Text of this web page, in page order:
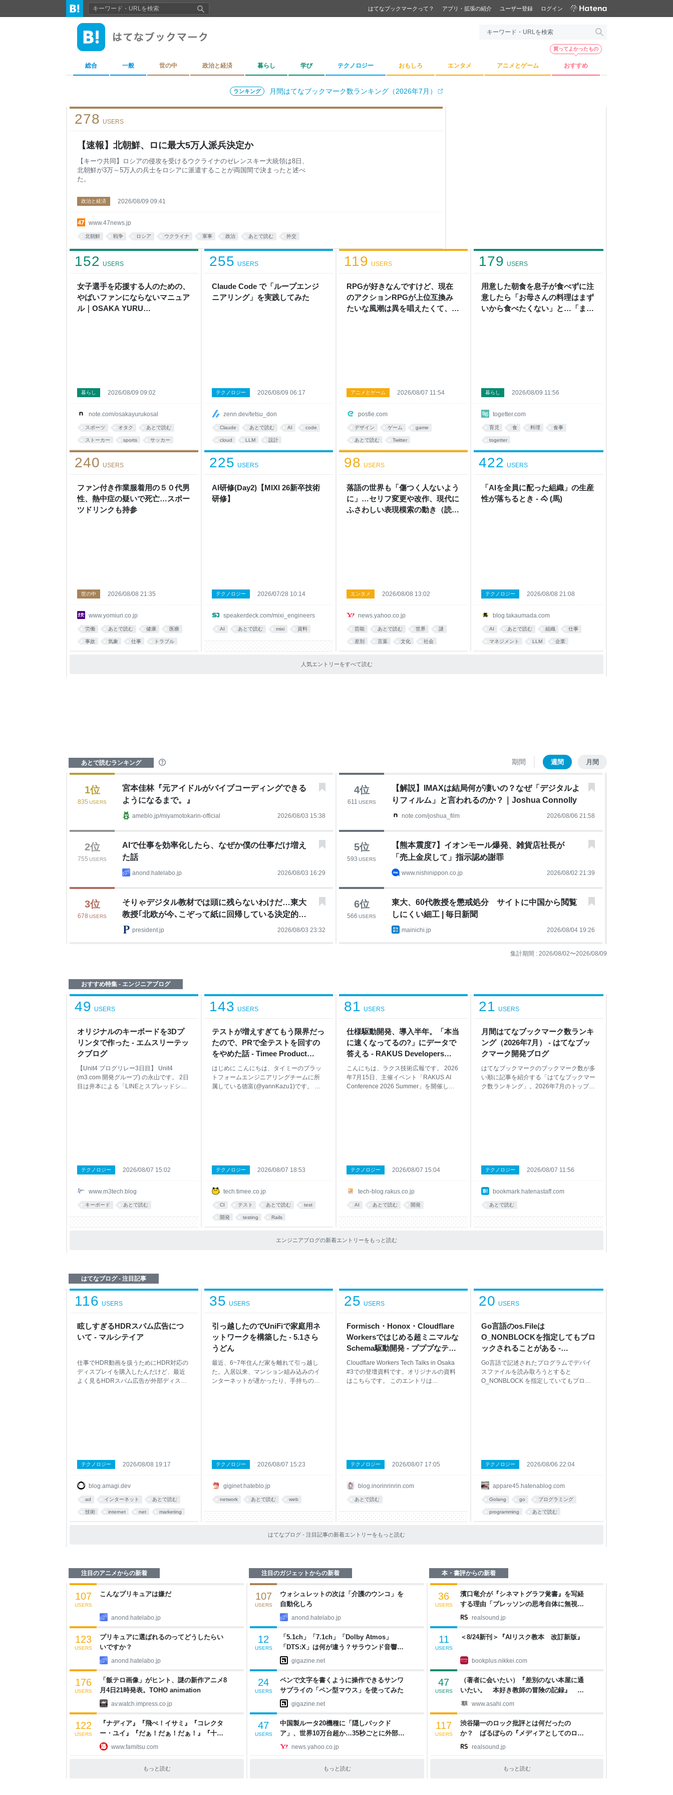
はてなブックマークって？ アプリ・拡張の紹介 ユーザー登録 ログイン
総合 一般 世の中 政治と経済 暮らし 学び テクノロジー おもしろ エンタメ アニメとゲーム おすすめ
買ってよかったもの
ランキング 月間はてなブックマーク数ランキング（2026年7月）
【速報】北朝鮮、ロに最大5万人派兵決定か
278 USERS
www.47news.jp
【キーウ共同】ロシアの侵攻を受けるウクライナのゼレンスキー大統領は8日、
北朝鮮が3万～5万人の兵士をロシアに派遣することが両国間で決まったと述べ
た。
政治と経済 2026/08/09 09:41
北朝鮮 戦争 ロシア ウクライナ 軍事 政治 あとで読む 外交
女子選手を応援する人のための、
やばいファンにならないマニュア
ル｜OSAKA YURU
152 USERS
note.com/osakayurukosal
暮らし 2026/08/09 09:02
スポーツ オタク あとで読む
ストーカー sports サッカー
Claude Code で「ループエンジ
ニアリング」を実践してみた
255 USERS
zenn.dev/tetsu_don
テクノロジー 2026/08/09 06:17
Claude あとで読む AI code
cloud LLM 設計
RPGが好きなんですけど、現在
のアクションRPGが上位互換み
たいな風潮は異を唱えたくて、タ
推したい(´・ω・｀)」
119 USERS
posfie.com
アニメとゲーム 2026/08/07 11:54
デザイン ゲーム game
あとで読む Twitter
用意した朝食を息子が食べずに注
意したら「お母さんの料理はまず
いから食べたくない」と…「まず
179 USERS
togetter.com
暮らし 2026/08/09 11:56
育児 食 料理 食事
togetter
ファン付き作業服着用の５０代男
性、熱中症の疑いで死亡…スポー
ツドリンクも持参
240 USERS
www.yomiuri.co.jp
世の中 2026/08/08 21:35
労働 あとで読む 健康 医療
事故 気象 仕事 トラブル
AI研修(Day2)【MIXI 26新卒技術
研修】
225 USERS
speakerdeck.com/mixi_engineers
テクノロジー 2026/07/28 10:14
AI あとで読む mixi 資料
落語の世界も「傷つく人ないよう
に」…セリフ変更や改作、現代に
ふさわしい表現模索の動き（読売
98 USERS
news.yahoo.co.jp
エンタメ 2026/08/08 13:02
芸能 あとで読む 世界 謎
差別 言葉 文化 社会
「AIを全員に配った組織」の生産
性が落ちるとき - 🐴 (馬)
422 USERS
blog.takaumada.com
テクノロジー 2026/08/08 21:08
AI あとで読む 組織 仕事
マネジメント LLM 企業
人気エントリーをすべて読む
あとで読むランキング 期間 週間 月間
1位
835 USERS
宮本佳林『元アイドルがバイブコーディングできる
ようになるまで。』
ameblo.jp/miyamotokarin-official 2026/08/03 15:38
2位
755 USERS
AIで仕事を効率化したら、なぜか僕の仕事だけ増え
た話
anond.hatelabo.jp 2026/08/03 16:29
3位
678 USERS
そりゃデジタル教材では頭に残らないわけだ…東大
教授｢北欧が今､こぞって紙に回帰している決定的理
由」president.jp 2026/08/03 23:32
4位
611 USERS
【解説】IMAXは結局何が凄いの？なぜ「デジタルよ
りフィルム」と言われるのか？｜Joshua Connolly
note.com/joshua_film 2026/08/06 21:58
5位
593 USERS
【熊本震度7】イオンモール爆発、雑貨店社長が
「売上金戻して」指示認め謝罪
www.nishinippon.co.jp 2026/08/02 21:39
6位
566 USERS
東大、60代教授を懲戒処分 サイトに中国から閲覧
しにくい細工 | 毎日新聞
mainichi.jp 2026/08/04 19:26
集計期間 : 2026/08/02〜2026/08/09
おすすめ特集 - エンジニアブログ
オリジナルのキーボードを3Dプ
リンタで作った - エムスリーテッ
クブログ
49 USERS
www.m3tech.blog
【Unit4 ブログリレー3日目】 Unit4
(m3.com 開発グループ) の永山です。 2日
目は井本による「LINEとスプレッドシー
感的に行える便利なツールが存在してお
り、それらを用いると意外と簡単にこだ
を作れます。 本記事では、筆者がキーボ
ードを自作するに至った経緯と作成した
テクノロジー 2026/08/07 15:02
キーボード あとで読む
テストが増えすぎてもう限界だっ
たので、PRで全テストを回すの
をやめた話 - Timee Product
Team Blog
143 USERS
tech.timee.co.jp
はじめに こんにちは、タイミーのプラッ
トフォームエンジニアリングチームに所
属している徳富(@yannKazu1)です。 こ
サービスが成長してプロダクトの機能が
増えてくると、テストも当然増えていき
え、CIの待ち時間がボトルネックになっ
てくるのも、割とあるあるな課題だと思
ームの参考になれば嬉しいです。 背景：
ックエンドはモジュラーモノ
テクノロジー 2026/08/07 18:53
CI テスト あとで読む test
開発 testing Rails
仕様駆動開発、導入半年。「本当
に速くなってるの?」にデータで
答える - RAKUS Developers
Blog | ラクス エンジニアブログ
81 USERS
tech-blog.rakus.co.jp
こんにちは、ラクス技術広報です。 2026
年7月15日、主催イベント「RAKUS AI
Conference 2026 Summer」を開催しま
じているエンジニアの方 仕様駆動開発
(SDD)の導入を検討している、あるいは導
悩んでいる方 「AIネイティブな開発」
を、感覚ではなくデータで語りたいと考
た"というのが実態でした 上司とメンバー
テクノロジー 2026/08/07 15:04
AI あとで読む 開発
月間はてなブックマーク数ランキ
ング（2026年7月） - はてなブッ
クマーク開発ブログ
21 USERS
bookmark.hatenastaff.com
はてなブックマークのブックマーク数が多
い順に記事を紹介する「はてなブックマー
ク数ランキング」。2026年7月のトップ50
す、プロンプト＋パワポ420点｜うちた 6
位 スタートアップをとりまく思想 - 🐴 (馬)
会による調査報告書の公表及び役員報酬の
一部自主返上に関するお知らせ 8位 お前ら
テクノロジー 2026/08/07 11:56
あとで読む
エンジニアブログの新着エントリーをもっと読む
はてなブログ - 注目記事
眩しすぎるHDRスパム広告につ
いて - マルシテイア
116 USERS
blog.amagi.dev
仕事でHDR動画を扱うためにHDR対応の
ディスプレイを購入したんだけど、最近
よく見るHDRスパム広告が外部ディスプ
意。あれは露出を変えながら複数の写真
を撮影して一枚に合成する技術のことで
い。 このスパム広告の存在には以前から
気づいていたけど、MacBookのディスプ
いしか遭遇しないので、「悪賢いな〜」
テクノロジー 2026/08/08 19:17
ad インターネット あとで読む
技術 internet net marketing
引っ越したのでUniFiで家庭用ネ
ットワークを構築した - 5.1さら
うどん
35 USERS
giginet.hateblo.jp
最近、6~7年住んだ家を離れて引っ越し
た。入居以来、マンション組み込みのイ
ンターネットが遅かったり、手持ちのル
あまり心配せずに転居した。 転居後も日
中は500Mbpsぐらいの速度が出ていて問
るうちに夜間は回線が詰まって20Mbpsぐ
らいしか出ないケースもあることが判明
体感レベルでネットが激遅だった。これ
テクノロジー 2026/08/07 15:23
network あとで読む web
Formisch・Honox・Cloudflare
Workersではじめる超ミニマルな
Schema駆動開発 - プププなテク
ブ
25 USERS
blog.inorinrinrin.com
Cloudflare Workers Tech Talks in Osaka
#3での登壇資料です。オリジナルの資料
はこちらです。 このエントリは
はGitHub★8.9k, 2026年8月上旬で週間ダ
ウンロード数が1500万ダウンロードとい
ChatGPT WebがZodからValibotに移行し
てたり、FlueでもValibotが使われていた
テクノロジー 2026/08/07 17:05
あとで読む
Go言語のos.Fileは
O_NONBLOCKを指定してもブロ
ックされることがある -
appare45’s blog
20 USERS
appare45.hatenablog.com
Go言語で記述されたプログラムでデバイ
スファイルを読み取ろうとすると
O_NONBLOCK を指定していてもプログ
dmesg コマンドで表示される内容）を、
プログラム終了時に確認したかったので
な記述になります。 // ヘッダファイルなど
は省略 void program() { int fd =
{ perror("open"); return; } for (int
テクノロジー 2026/08/06 22:04
Golang go プログラミング
programming あとで読む
はてなブログ - 注目記事の新着エントリーをもっと読む
注目のアニメからの新着
こんなプリキュアは嫌だ
107
USERS
anond.hatelabo.jp
プリキュアに選ばれるのってどうしたらい
いですか？
123
USERS
anond.hatelabo.jp
「飯テロ画像」がヒント、謎の新作アニメ8
月4日21時発表。TOHO animation
176
USERS
av.watch.impress.co.jp
『ナディア』『飛べ！イサミ』『コレクタ
ー・ユイ』『だぁ！だぁ！だぁ！』『十二
国記』などNHKのなつかしアニメ10作品の
122
USERS
www.famitsu.com
もっと読む
注目のガジェットからの新着
ウォシュレットの次は「介護のウンコ」を
自動化しろ
107
USERS
anond.hatelabo.jp
「5.1ch」「7.1ch」「Dolby Atmos」
「DTS:X」は何が違う？サラウンド音響の
種類と仕組みとは
12
USERS
gigazine.net
ペンで文字を書くように操作できるサンワ
サプライの「ペン型マウス」を使ってみた
24
USERS
gigazine.net
中国製ルータ20機種に「隠しバックド
ア」、世界10万台超か…35秒ごとに外部通
信判明（ビジネス＋IT） - Yahoo!ニュース
47
USERS
news.yahoo.co.jp
もっと読む
本・書評からの新着
濱口竜介が『シネマトグラフ覚書』を写経
する理由「ブレッソンの思考自体に無視し
ていいものは一つもない」
36
USERS
realsound.jp
＜8/24新刊＞『AIリスク教本 改訂新版』
11
USERS
bookplus.nikkei.com
（著者に会いたい）『差別のない本屋に通
いたい。 本好き教師の冒険の記録』 仲
川啓介さん：朝日新聞
47
USERS
www.asahi.com
渋谷陽一のロック批評とは何だったの
か？ ばるぼらの『メディアとしてのロッ
クン・ロール 渋谷陽一評論集』評
117
USERS
realsound.jp
もっと読む